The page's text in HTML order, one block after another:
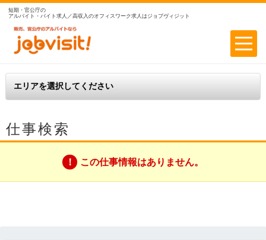
短期・官公庁の
アルバイト・バイト求人／高収入のオフィスワーク求人はジョブヴィジット
仕事検索
この仕事情報はありません。